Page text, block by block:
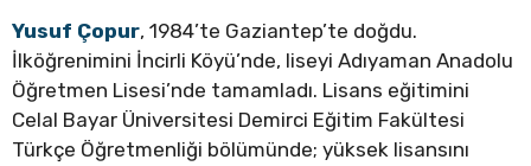
Yusuf Çopur, 1984’te Gaziantep’te doğdu.
İlköğrenimini İncirli Köyü’nde, liseyi Adıyaman Anadolu
Öğretmen Lisesi’nde tamamladı. Lisans eğitimini
Celal Bayar Üniversitesi Demirci Eğitim Fakültesi
Türkçe Öğretmenliği bölümünde; yüksek lisansını